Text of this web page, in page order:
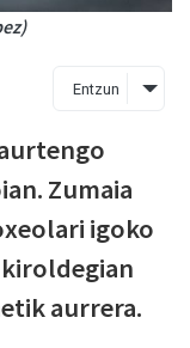
Entzun
Zumaia
igoko
aurrera.